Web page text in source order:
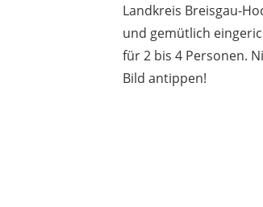
Landkreis Breisgau-
und gemütlich
für 2 bis 4 Personen.
Bild antippen!